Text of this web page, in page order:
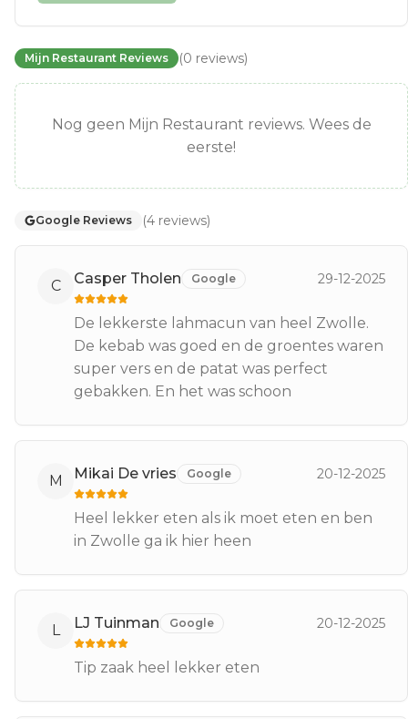
Mijn Restaurant Reviews (0 reviews)
Nog geen Mijn Restaurant reviews. Wees de
eerste!
Google Reviews (4 reviews)
C Casper Tholen Google 29-12-2025
De lekkerste lahmacun van heel Zwolle.
De kebab was goed en de groentes waren
super vers en de patat was perfect
gebakken. En het was schoon
M Mikai De vries Google 20-12-2025
Heel lekker eten als ik moet eten en ben
in Zwolle ga ik hier heen
L LJ Tuinman Google 20-12-2025
Tip zaak heel lekker eten